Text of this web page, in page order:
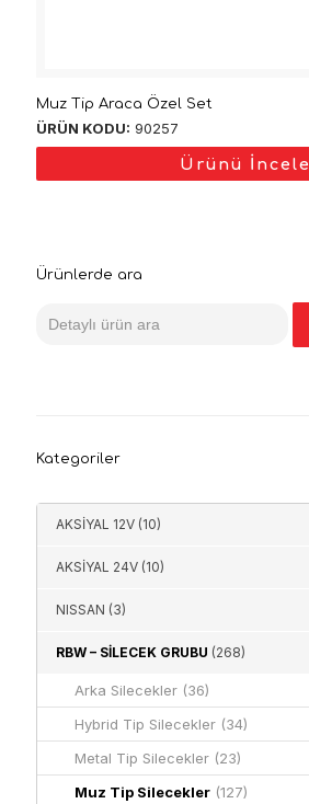
Muz Tip Araca Özel Set
ÜRÜN KODU: 90257
Ürünü İncele
Ürünlerde ara
for:
Kategoriler
AKSİYAL 12V (10)
AKSİYAL 24V (10)
NISSAN (3)
RBW – SILECEK GRUBU (268)
Arka Silecekler (36)
Hybrid Tip Silecekler (34)
Metal Tip Silecekler (23)
Muz Tip Silecekler (127)